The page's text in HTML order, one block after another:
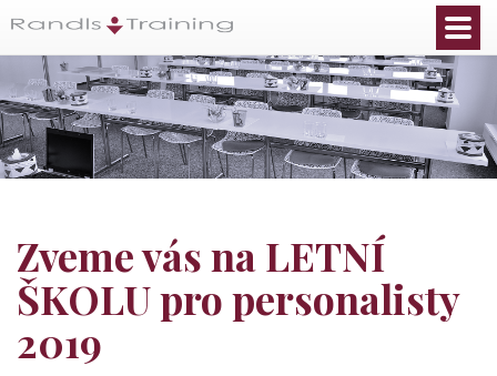
Zveme vás na LETNÍ
ŠKOLU pro personalisty
2019